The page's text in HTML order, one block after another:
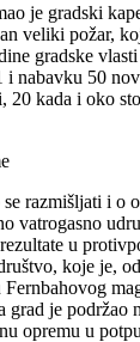
je gradski
veliki požar,
gradske
nabavku 50
20 kada i oko
razmišljati i o
vatrogasno
u
koje je,
je podržao
opremu u